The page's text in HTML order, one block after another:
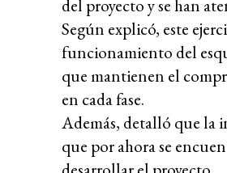
del proyecto y se han
Según explicó, este
funcionamiento del
que mantienen el
en cada fase.
Además, detalló que la
que por ahora se